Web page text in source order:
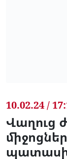
10.02.24 /
Վաղուց